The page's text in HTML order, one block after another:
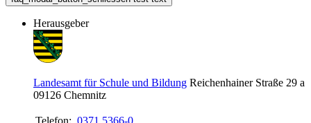
Herausgeber
Landesamt für Schule und Bildung Reichenhainer Straße 29 a
09126 Chemnitz
Telefon: 0371 5366-0